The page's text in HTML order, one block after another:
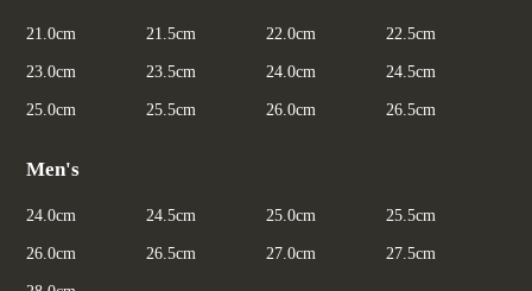
21.0cm 21.5cm 22.0cm 22.5cm
23.0cm 23.5cm 24.0cm 24.5cm
25.0cm 25.5cm 26.0cm 26.5cm
Men's
24.0cm 24.5cm 25.0cm 25.5cm
26.0cm 26.5cm 27.0cm 27.5cm